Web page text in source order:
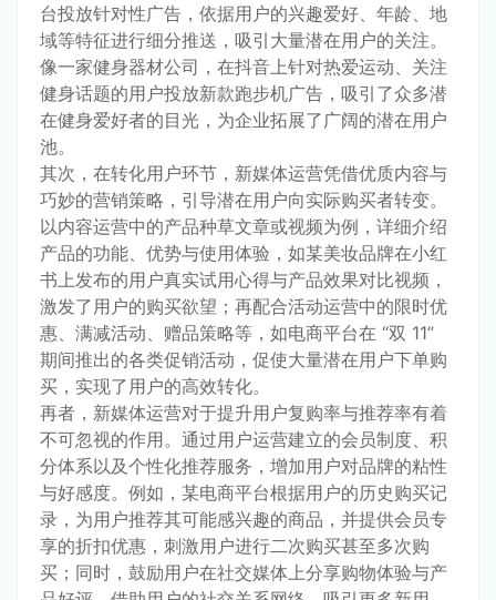
台投放针对性广告，依据用户的兴趣爱好、年龄、地
域等特征进行细分推送，吸引大量潜在用户的关注。
像一家健身器材公司，在抖音上针对热爱运动、关注
健身话题的用户投放新款跑步机广告，吸引了众多潜
在健身爱好者的目光，为企业拓展了广阔的潜在用户
池。
其次，在转化用户环节，新媒体运营凭借优质内容与
巧妙的营销策略，引导潜在用户向实际购买者转变。
以内容运营中的产品种草文章或视频为例，详细介绍
产品的功能、优势与使用体验，如某美妆品牌在小红
书上发布的用户真实试用心得与产品效果对比视频，
激发了用户的购买欲望；再配合活动运营中的限时优
惠、满减活动、赠品策略等，如电商平台在 “双 11”
期间推出的各类促销活动，促使大量潜在用户下单购
买，实现了用户的高效转化。
再者，新媒体运营对于提升用户复购率与推荐率有着
不可忽视的作用。通过用户运营建立的会员制度、积
分体系以及个性化推荐服务，增加用户对品牌的粘性
与好感度。例如，某电商平台根据用户的历史购买记
录，为用户推荐其可能感兴趣的商品，并提供会员专
享的折扣优惠，刺激用户进行二次购买甚至多次购
买；同时，鼓励用户在社交媒体上分享购物体验与产